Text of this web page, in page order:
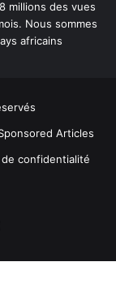
millions des vues
Nous sommes
africains
Articles
confidentialité